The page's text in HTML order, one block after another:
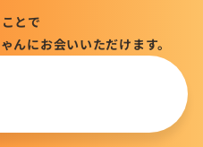
とで
んにお会いいただけます。